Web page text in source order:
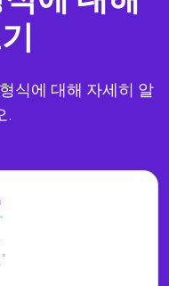
식에 대해 자세히 알
.